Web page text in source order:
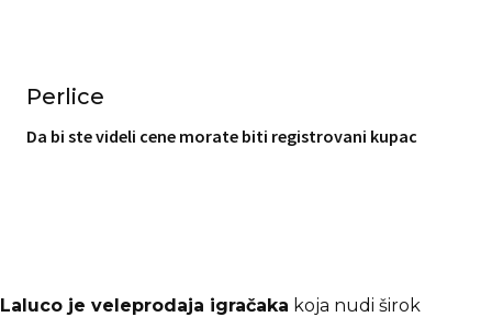
Perlice
Da bi ste videli cene morate biti registrovani kupac
Laluco je veleprodaja igračaka koja nudi širok